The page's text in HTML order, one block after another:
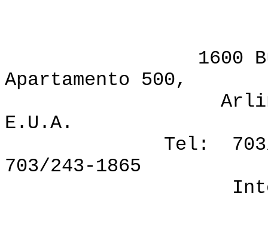
1600 Bulevar
Apartamento 500,
Arlington,
E.U.A.
Tel: 703/276-
703/243-1865
Internet: